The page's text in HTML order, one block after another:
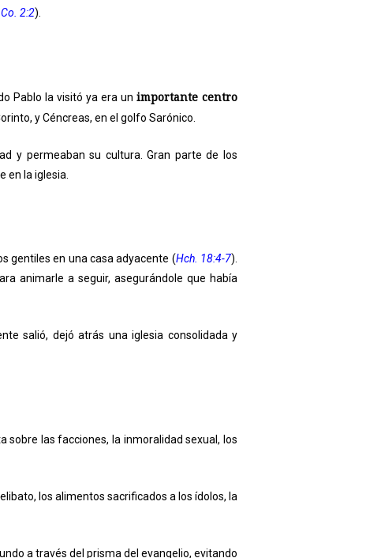
2:2).
Pablo la visitó ya era unimportante centro
y Céncreas, en el golfo Sarónico.
y permeaban su cultura. Gran parte de los
en la iglesia.
gentiles en una casa adyacente (Hch. 18:4-7).
animarle a seguir, asegurándole que había
salió, dejó atrás una iglesia consolidada y
las facciones, la inmoralidad sexual, los
los alimentos sacrificados a los ídolos, la
a través del prisma del evangelio, evitando